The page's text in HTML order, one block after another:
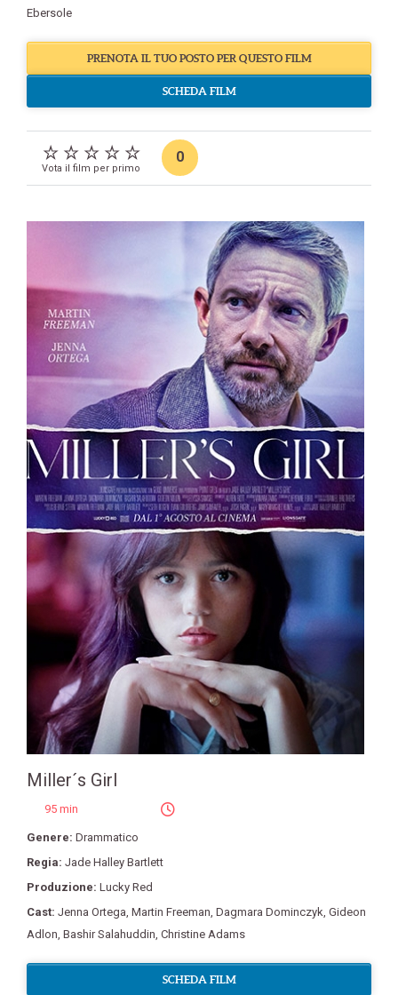
Ebersole
PRENOTA IL TUO POSTO PER QUESTO FILM
SCHEDA FILM
Vota il film per primo
0
Miller´s Girl
95 min
Genere: Drammatico
Regia: Jade Halley Bartlett
Produzione: Lucky Red
Cast: Jenna Ortega, Martin Freeman, Dagmara Dominczyk, Gideon
Adlon, Bashir Salahuddin, Christine Adams
SCHEDA FILM